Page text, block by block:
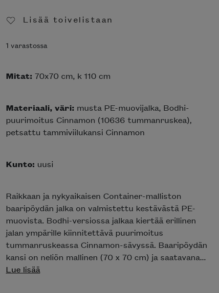
Lisää toivelistaan
1 varastossa
Mitat: 70x70 cm, k 110 cm
Materiaali, väri: musta PE-muovijalka, Bodhi-
puurimoitus Cinnamon (10636 tummanruskea),
petsattu tammiviilukansi Cinnamon
Kunto: uusi
Raikkaan ja nykyaikaisen Container-malliston
baaripöydän jalka on valmistettu kestävästä PE-
muovista. Bodhi-versiossa jalkaa kiertää erillinen
jalan ympärille kiinnitettävä puurimoitus
tummanruskeassa Cinnamon-sävyssä. Baaripöydän
kansi on neliön mallinen (70 x 70 cm) ja saatavana...
Lue lisää